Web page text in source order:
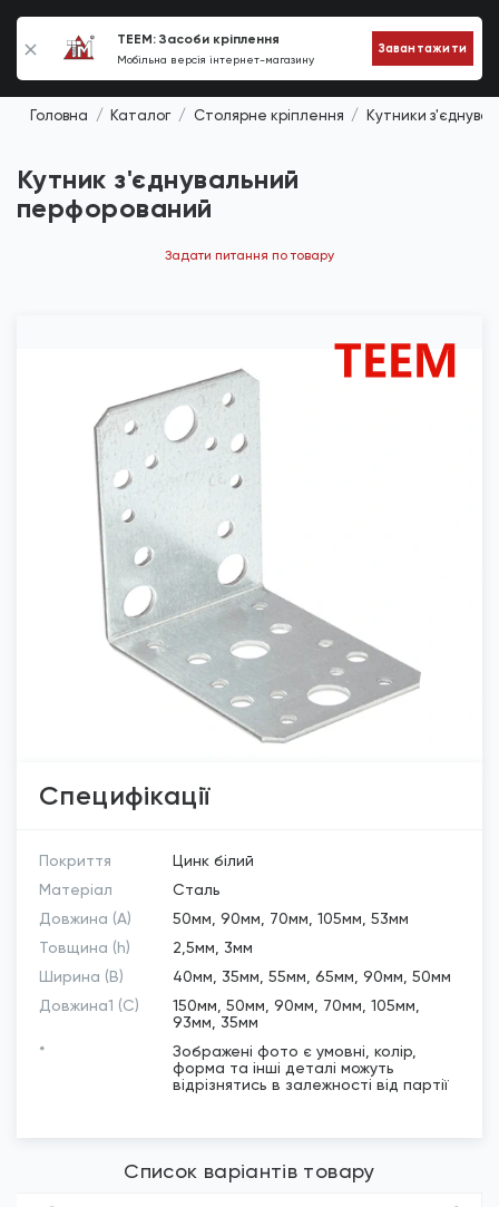
TEEM: Засоби кріплення
Мобільна версія інтернет-магазину
Завантажити
0
Головна Каталог Столярне кріплення Кутники
Кутник з'єднувальний
перфорований
Задати питання по товару
Специфікації
Покриття
Цинк білий
Матеріал
Сталь
Довжина (A)
50мм, 90мм, 70мм, 105мм, 53мм
Товщина (h)
2,5мм, 3мм
Ширина (B)
40мм, 35мм, 55мм, 65мм, 90мм, 50мм
Довжина1 (C)
150мм, 50мм, 90мм, 70мм, 105мм,
93мм, 35мм
*
Зображені фото є умовні, колір,
форма та інші деталі можуть
відрізнятись в залежності від партії
Список варіантів товару